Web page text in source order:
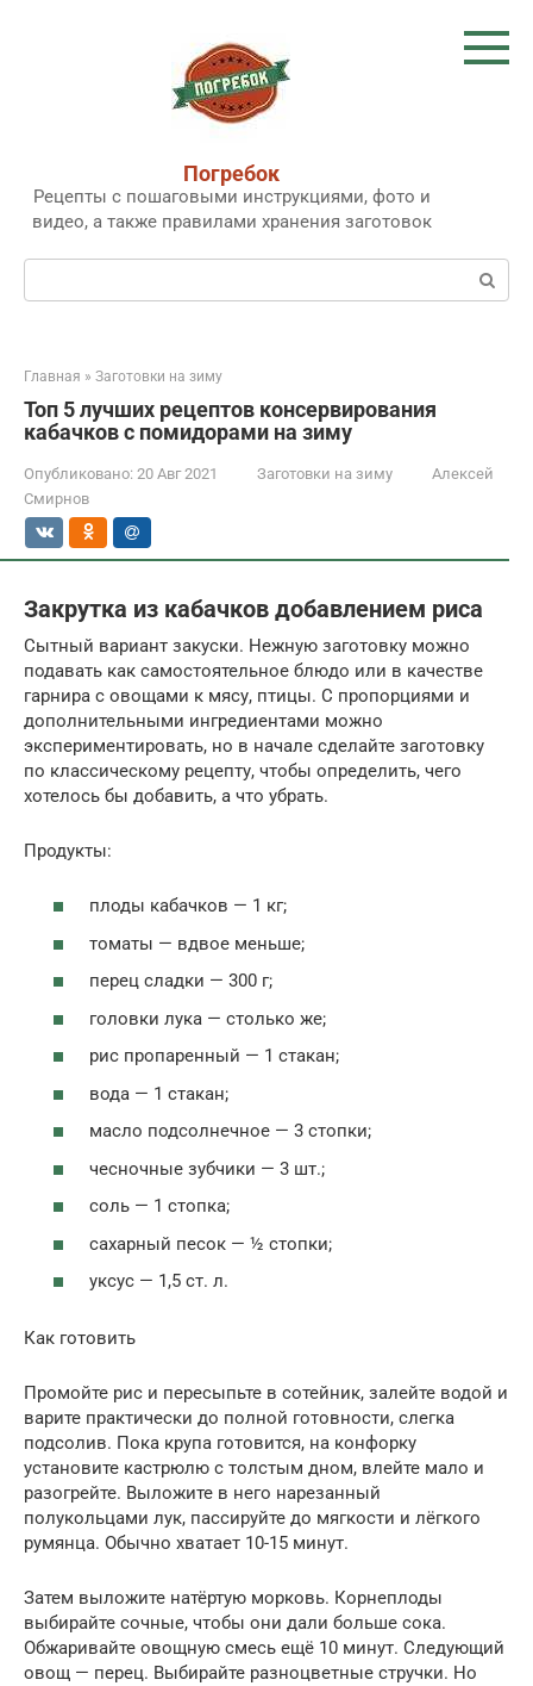
Погребок
Рецепты с пошаговыми инструкциями, фото и
видео, а также правилами хранения заготовок
Поиск:
Главная » Заготовки на зиму
Топ 5 лучших рецептов консервирования
кабачков с помидорами на зиму
Опубликовано: 20 Авг 2021 Заготовки на зиму
Алексей
Смирнов
Закрутка из кабачков добавлением риса
Сытный вариант закуски. Нежную заготовку можно
подавать как самостоятельное блюдо или в качестве
гарнира с овощами к мясу, птицы. С пропорциями и
дополнительными ингредиентами можно
экспериментировать, но в начале сделайте заготовку
по классическому рецепту, чтобы определить, чего
хотелось бы добавить, а что убрать.
Продукты:
плоды кабачков — 1 кг;
томаты — вдвое меньше;
перец сладки — 300 г;
головки лука — столько же;
рис пропаренный — 1 стакан;
вода — 1 стакан;
масло подсолнечное — 3 стопки;
чесночные зубчики — 3 шт.;
соль — 1 стопка;
сахарный песок — ½ стопки;
уксус — 1,5 ст. л.
Как готовить
Промойте рис и пересыпьте в сотейник, залейте водой и
варите практически до полной готовности, слегка
подсолив. Пока крупа готовится, на конфорку
установите кастрюлю с толстым дном, влейте мало и
разогрейте. Выложите в него нарезанный
полукольцами лук, пассируйте до мягкости и лёгкого
румянца. Обычно хватает 10-15 минут.
Затем выложите натёртую морковь. Корнеплоды
выбирайте сочные, чтобы они дали больше сока.
Обжаривайте овощную смесь ещё 10 минут. Следующий
овощ — перец. Выбирайте разноцветные стручки. Но